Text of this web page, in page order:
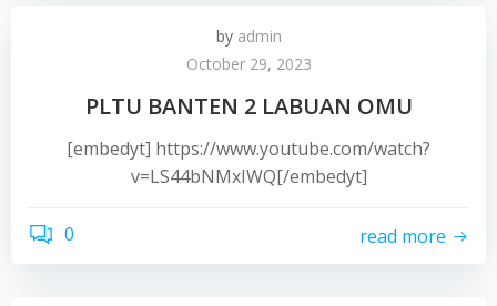
by admin
October 29, 2023
PLTU BANTEN 2 LABUAN OMU
[embedyt] https://www.youtube.com/watch?
v=LS44bNMxIWQ[/embedyt]
0 read more